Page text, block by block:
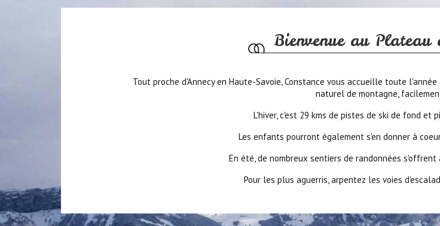
Bienvenue au Plateau
Tout proche d'Annecy en Haute-Savoie, Constance vous accueille toute
naturel de montagne,
L'hiver, c'est 29 kms de pistes de ski de fond et
Les enfants pourront également s'en donner à
En été, de nombreux sentiers de randonnées s'offrent
Pour les plus aguerris, arpentez les voies